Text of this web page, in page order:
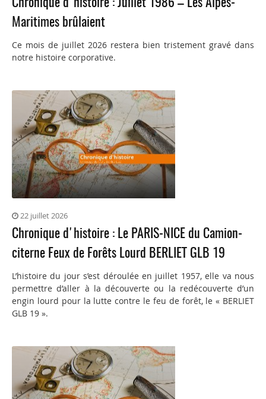
Chronique d'histoire : Juillet 1986 – Les Alpes-
Maritimes brûlaient
Ce mois de juillet 2026 restera bien tristement gravé dans
notre histoire corporative.
22 juillet 2026
Chronique d'histoire : Le PARIS-NICE du Camion-
citerne Feux de Forêts Lourd BERLIET GLB 19
L’histoire du jour s’est déroulée en juillet 1957, elle va nous
permettre d’aller à la découverte ou la redécouverte d’un
engin lourd pour la lutte contre le feu de forêt, le « BERLIET
GLB 19 ».